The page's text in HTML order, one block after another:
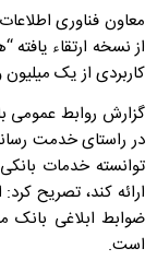
معاون فناوری
از نسخه ارتقاء یافته
کاربردی از یک میلیون و ۵۰۰ هزار نفر گذشته
گزارش روابط عمومی
در راستای خدمت
توانسته خدمات
ارائه کند، تصریح
ضوابط ابلاغی بانک
است.